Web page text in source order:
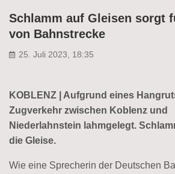
Schlamm auf Gleisen sorgt
von Bahnstrecke
25. Juli 2023, 18:35
KOBLENZ | Aufgrund eines
Zugverkehr zwischen Koblenz und
Niederlahnstein lahmgelegt.
die Gleise.
Wie eine Sprecherin der Deutschen